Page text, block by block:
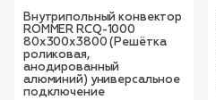
Внутрипольный конвектор
ROMMER RCQ-1000
80х300х3800 (Решётка
роликовая,
анодированный
алюминий) универсальное
подключение